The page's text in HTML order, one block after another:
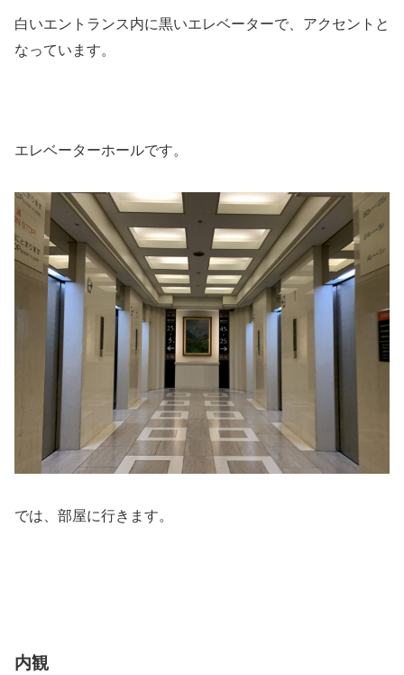
白いエントランス内に黒いエレベーターで、アクセントと
なっています。
エレベーターホールです。
では、部屋に行きます。
内観